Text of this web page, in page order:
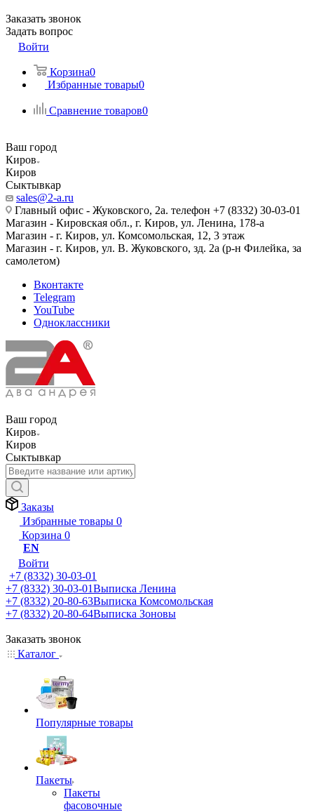
Заказать звонок
Задать вопрос
Войти
Корзина0
Избранные товары0
Сравнение товаров0
Ваш город
Киров
Киров
Сыктывкар
sales@2-a.ru
Главный офис - Жуковского, 2а. телефон +7 (8332) 30-03-01
Магазин - Кировская обл., г. Киров, ул. Ленина, 178-а
Магазин - г. Киров, ул. Комсомольская, 12, 3 этаж
Магазин - г. Киров, ул. В. Жуковского, зд. 2а (р-н Филейка, за
самолетом)
Вконтакте
Telegram
YouTube
Одноклассники
Ваш город
Киров
Киров
Сыктывкар
Заказы
Избранные товары 0
Корзина 0
EN
Войти
+7 (8332) 30-03-01
+7 (8332) 30-03-01Выписка Ленина
+7 (8332) 20-80-63Выписка Комсомольская
+7 (8332) 20-80-64Выписка Зоновы
Заказать звонок
Каталог
Популярные товары
Пакеты
Пакеты
фасовочные